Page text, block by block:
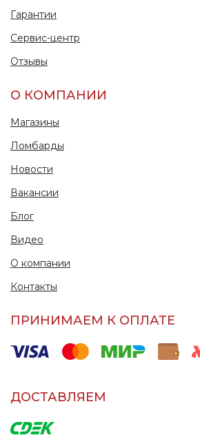
Гарантии
Сервис-центр
Отзывы
О КОМПАНИИ
Магазины
Ломбарды
Новости
Вакансии
Блог
Видео
О компании
Контакты
ПРИНИМАЕМ К ОПЛАТЕ
ДОСТАВЛЯЕМ